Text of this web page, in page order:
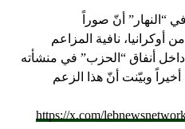
أنّ صوراً
أخذت من أوكرانيا، نافية المزاعم
أنفاق “الحزب” في منشأته
كشفها أخيراً وبيّنت أنّ هذا الزعم
https://x.com/